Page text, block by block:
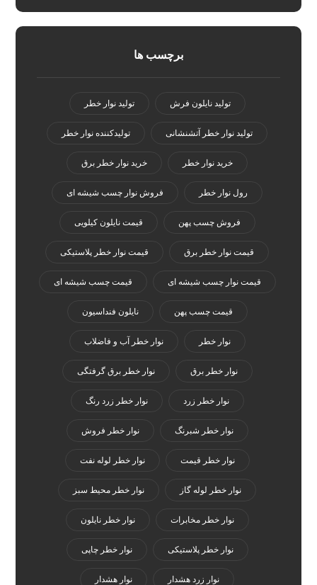
برچسب ها
تولید نایلون فرش تولید نوار خطر
تولید نوار خطر آتشنشانی تولیدکننده نوار خطر
خرید نوار خطر خرید نوار خطر برق
رول نوار خطر فروش نوار چسب شیشه ای
فروش چسب پهن قیمت نایلون کیلویی
قیمت نوار خطر برق قیمت نوار خطر پلاستیکی
قیمت نوار چسب شیشه ای قیمت چسب شیشه ای
قیمت چسب پهن نایلون فنداسیون
نوار خطر نوار خطر آب و فاضلاب
نوار خطر برق نوار خطر برق گرفتگی
نوار خطر زرد نوار خطر زرد رنگ
نوار خطر شبرنگ نوار خطر فروش
نوار خطر قیمت نوار خطر لوله نفت
نوار خطر لوله گاز نوار خطر محیط سبز
نوار خطر مخابرات نوار خطر نایلون
نوار خطر پلاستیکی نوار خطر چاپی
نوار زرد هشدار نوار هشدار